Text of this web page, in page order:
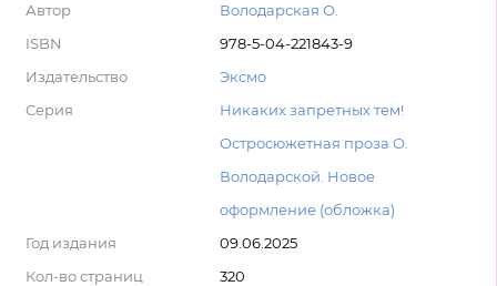
Автор
Володарская О.
ISBN
978-5-04-221843-9
Издательство
Эксмо
Серия
Никаких запретных тем!
Остросюжетная проза О.
Володарской. Новое
оформление (обложка)
Год издания
09.06.2025
Кол-во страниц
320